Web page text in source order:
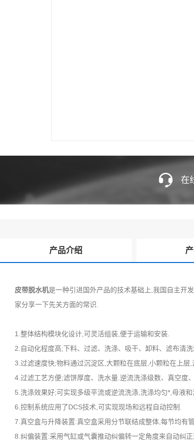
在
产品介绍
皮带脱水机是一种引进国外产品的技术基础上,我国自主开
家分享一下先关方面的常识.
1.整体结构模块化设计,可灵活组装,便于运输和安装.
2.自动化程度高;下料、过滤、洗涤、吸干、卸料、滤布清
3.过滤速度快;物料通过沉淀区,大颗粒在底层,小颗粒在上
4.过滤工艺方便;滤饼厚度、洗水量.逆流洗涤级数、真空度
5.洗涤效果好;可实现多级平流或逆流洗涤,洗涤均匀*,母液
6.控制系统应用了DCS技术,可实现现场和远程自动控制.
7.真空盒与升降装置:真空盒采用分节联结成整体,每节均有
8.纠偏装置:采用气缸或气囊推动纠偏转一定角度来自动纠